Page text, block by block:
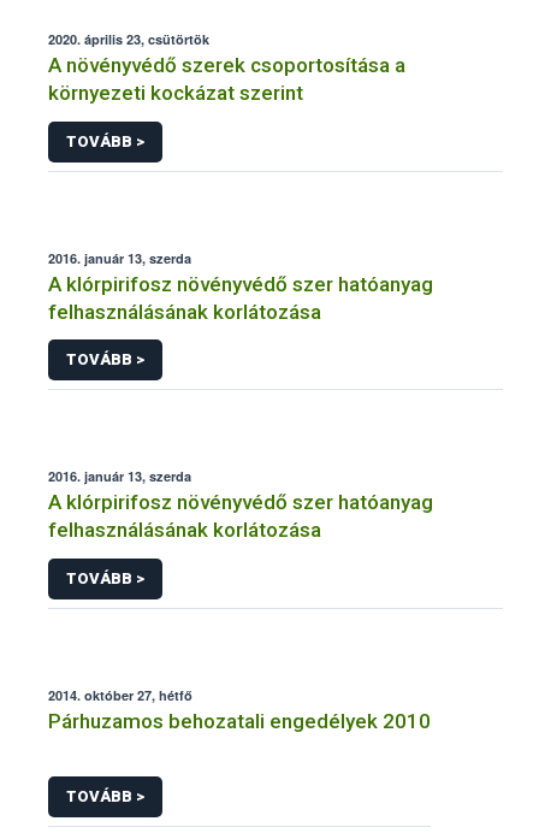
2020. április 23, csütörtök
A növényvédő szerek csoportosítása a
környezeti kockázat szerint
TOVÁBB >
2016. január 13, szerda
A klórpirifosz növényvédő szer hatóanyag
felhasználásának korlátozása
TOVÁBB >
2016. január 13, szerda
A klórpirifosz növényvédő szer hatóanyag
felhasználásának korlátozása
TOVÁBB >
2014. október 27, hétfő
Párhuzamos behozatali engedélyek 2010
TOVÁBB >